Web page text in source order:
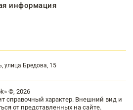
информация
улица Бредова, 15
©, 2026
справочный характер. Внешний вид и
от представленных на сайте.